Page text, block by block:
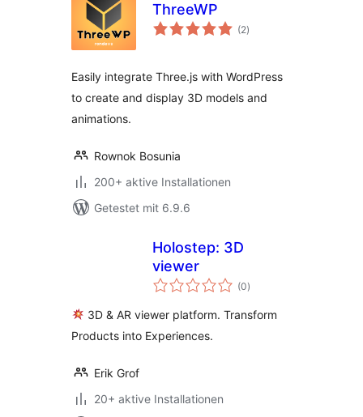
ThreeWP
(2Bewertungen
insgesamt
)
Easily integrate Three.js with WordPress
to create and display 3D models and
animations.
Rownok Bosunia
200+ aktive Installationen
Getestet mit 6.9.6
Holostep: 3D
viewer
(0Bewertungen
insgesamt
)
3D & AR viewer platform. Transform
Products into Experiences.
Erik Grof
20+ aktive Installationen